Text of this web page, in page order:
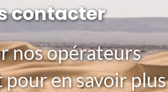
contacter
nos opérateurs
en savoir plus